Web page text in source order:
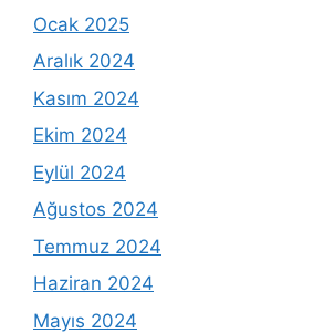
Ocak 2025
Aralık 2024
Kasım 2024
Ekim 2024
Eylül 2024
Ağustos 2024
Temmuz 2024
Haziran 2024
Mayıs 2024